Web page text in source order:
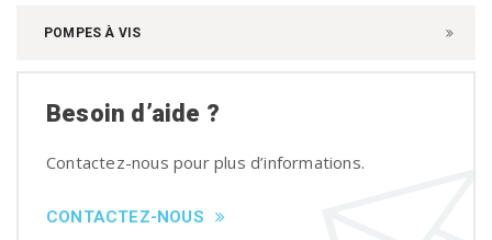
POMPES À VIS
Besoin d’aide ?
Contactez-nous pour plus d’informations.
CONTACTEZ-NOUS